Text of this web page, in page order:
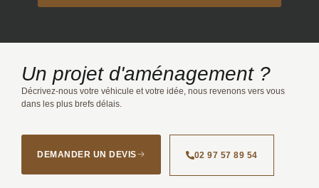
Un projet d'aménagement ?
Décrivez-nous votre véhicule et votre idée, nous revenons vers vous
dans les plus brefs délais.
DEMANDER UN DEVIS 02 97 57 89 54